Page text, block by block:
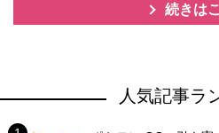
続きは
人気記事ラ